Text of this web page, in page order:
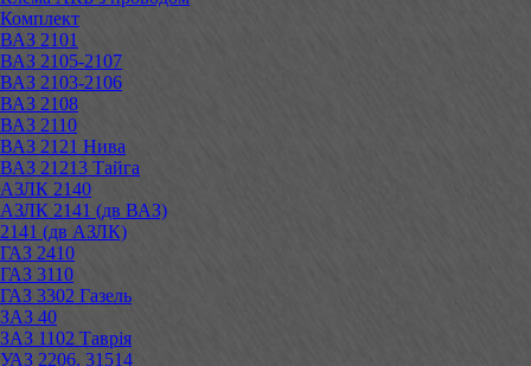
Комплект
ВАЗ 2101
ВАЗ 2105-2107
ВАЗ 2103-2106
ВАЗ 2108
ВАЗ 2110
ВАЗ 2121 Нива
ВАЗ 21213 Тайга
АЗЛК 2140
АЗЛК 2141 (дв ВАЗ)
2141 (дв АЗЛК)
ГАЗ 2410
ГАЗ 3110
ГАЗ 3302 Газель
ЗАЗ 40
ЗАЗ 1102 Таврія
УАЗ 2206, 31514